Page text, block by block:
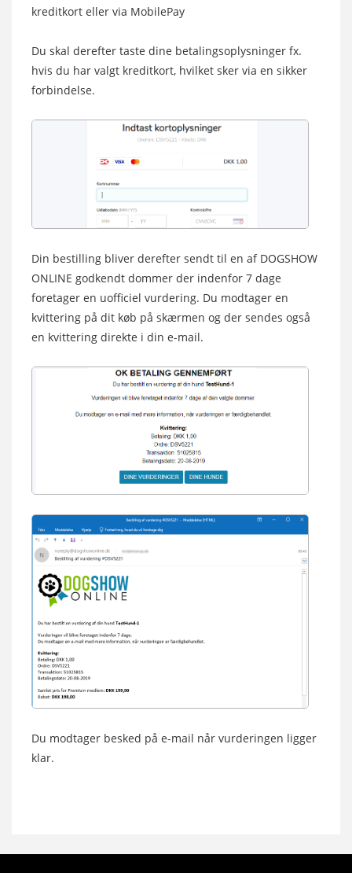
kreditkort eller via MobilePay
Du skal derefter taste dine betalingsoplysninger fx.
hvis du har valgt kreditkort, hvilket sker via en sikker
forbindelse.
Din bestilling bliver derefter sendt til en af DOGSHOW
ONLINE godkendt dommer der indenfor 7 dage
foretager en uofficiel vurdering. Du modtager en
kvittering på dit køb på skærmen og der sendes også
en kvittering direkte i din e-mail.
Du modtager besked på e-mail når vurderingen ligger
klar.